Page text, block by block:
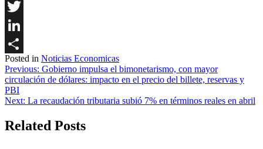
Facebook
Twitter
LinkedIn
Share
Posted in Noticias Economicas
Navegación
de
entradas
Previous: Gobierno impulsa el bimonetarismo, con mayor
circulación de dólares: impacto en el precio del billete, reservas y
PBI
Next: La recaudación tributaria subió 7% en términos reales en abril
Related Posts